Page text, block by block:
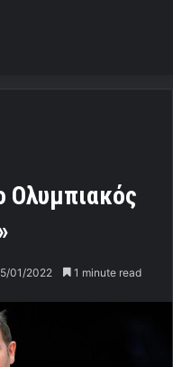
Ολυμπιακός
01/2022 1 minute read